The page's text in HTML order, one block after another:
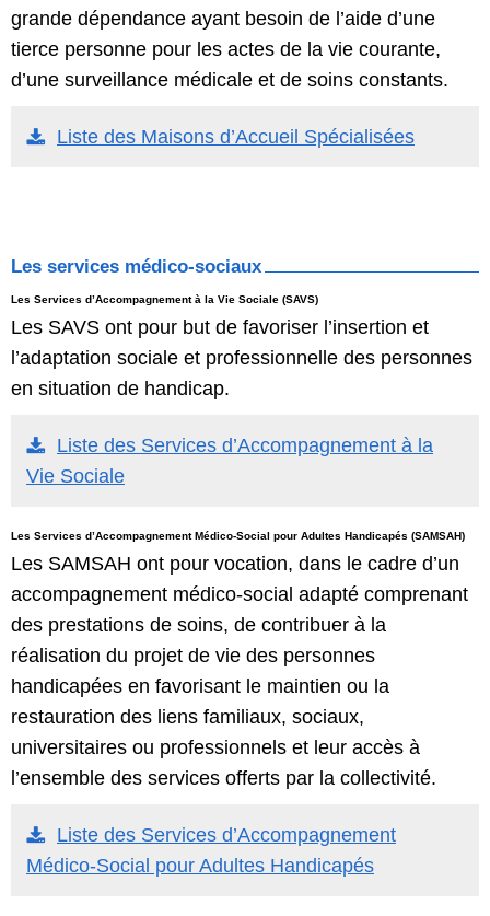
grande dépendance ayant besoin de l’aide d’une
tierce personne pour les actes de la vie courante,
d’une surveillance médicale et de soins constants.
Liste des Maisons d’Accueil Spécialisées
Les services médico-sociaux
Les Services d’Accompagnement à la Vie Sociale (SAVS)
Les SAVS ont pour but de favoriser l’insertion et
l’adaptation sociale et professionnelle des personnes
en situation de handicap.
Liste des Services d’Accompagnement à la
Vie Sociale
Les Services d’Accompagnement Médico-Social pour Adultes Handicapés (SAMSAH)
Les SAMSAH ont pour vocation, dans le cadre d’un
accompagnement médico-social adapté comprenant
des prestations de soins, de contribuer à la
réalisation du projet de vie des personnes
handicapées en favorisant le maintien ou la
restauration des liens familiaux, sociaux,
universitaires ou professionnels et leur accès à
l’ensemble des services offerts par la collectivité.
Liste des Services d’Accompagnement
Médico-Social pour Adultes Handicapés